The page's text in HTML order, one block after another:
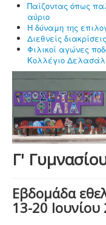
Παίζοντας όπως
αύριο
Η δύναμη της
Διεθνείς
Φιλικοί αγώνες
Κολλέγιο Δελασάλ
Γ'
Εβδομάδα
13-20 Ιουνίου